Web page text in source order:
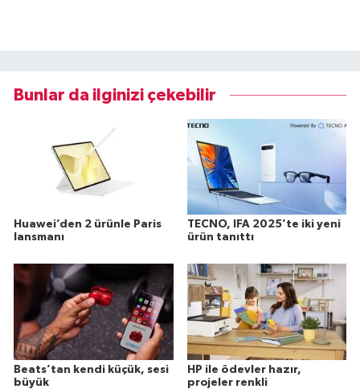
Bunlar da ilginizi çekebilir
Huawei’den 2 ürünle Paris
lansmanı
TECNO, IFA 2025’te iki yeni
ürün tanıttı
Beats’tan kendi küçük, sesi
büyük
HP ile ödevler hazır,
projeler renkli